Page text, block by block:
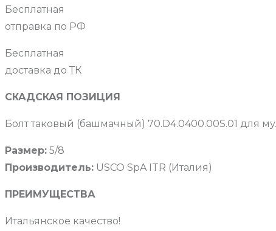
Бесплатная
отправка по РФ
Бесплатная
доставка до ТК
СКАДСКАЯ ПОЗИЦИЯ
Болт таковый (башмачный) 70.D4.0400.00S.01 для
Размер: 5/8
Производитель: USCO SpA ITR (Италия)
ПРЕИМУЩЕСТВА
Итальянское качество!